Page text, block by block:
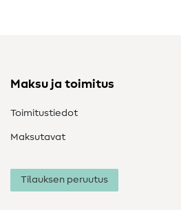
Maksu ja toimitus
Toimitustiedot
Maksutavat
Tilauksen peruutus